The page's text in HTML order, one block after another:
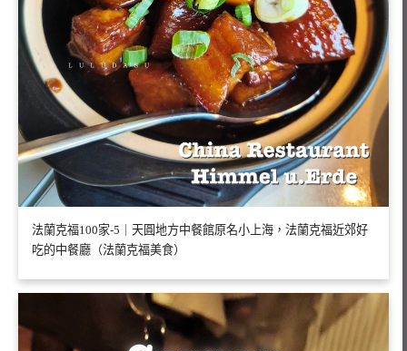
法蘭克福100家-5｜天圓地方中餐館原名小上海，法蘭克福近郊好
吃的中餐廳（法蘭克福美食）